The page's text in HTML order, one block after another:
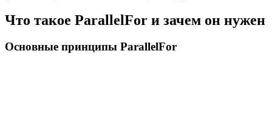
Что такое ParallelFor и зачем он нужен
Основные принципы ParallelFor